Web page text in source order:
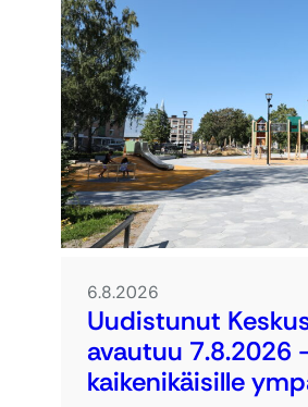
6.8.2026
Uudistunut
avautuu 7.8.2026
kaikenikäisille